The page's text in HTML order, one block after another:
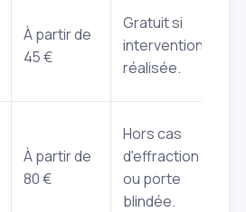
À partir de
45 €
Gratuit si
intervention
réalisée.
À partir de
80 €
Hors cas
d'effraction
ou porte
blindée.